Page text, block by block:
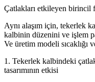
Çatlakları etkileyen birincil
Aynı alaşım için, tekerlek
kalbinin düzenini ve işlem
Ve üretim modeli sıcaklığı
1. Tekerlek kalbindeki
tasarımının etkisi